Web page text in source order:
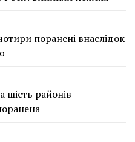
поранені внаслідок
шість районів